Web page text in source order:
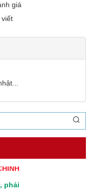
giá
viết
LÀ:
phải